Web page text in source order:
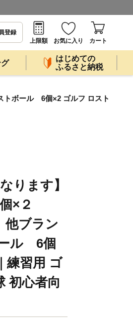
登録
上限額
お気に入り カート
はじめての
ふるさと納税
トボール 6個×2 ゴルフ ロスト
ります】
×２
ブラン
ル 6個
練習用 ゴ
初心者向